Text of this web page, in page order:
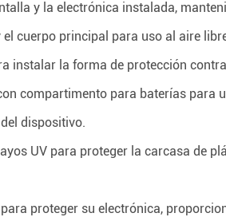
y la electrónica instalada,
cuerpo principal para uso al aire
instalar la forma de protección
compartimento para baterías para
dispositivo.
UV para proteger la carcasa de
proteger su electrónica,